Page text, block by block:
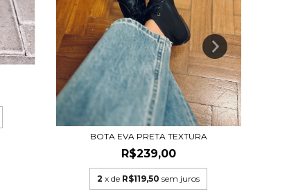
BOTA EVA PRETA TEXTURA
R$239,00
2 x de R$119,50 sem juros